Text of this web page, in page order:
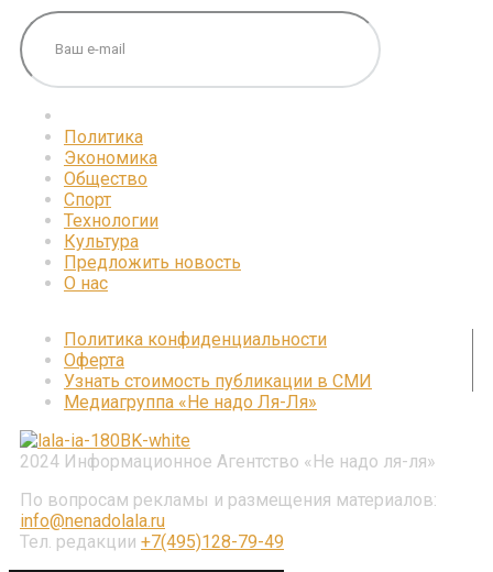
Политика
Экономика
Общество
Спорт
Технологии
Культура
Предложить новость
О нас
2024 Информационное Агентство «Не надо ля-ля»
По вопросам рекламы и размещения материалов:
info@nenadolala.ru
Тел. редакции +7(495)128-79-49
Политика конфиденциальности
Оферта
Узнать стоимость публикации в СМИ
Медиагруппа «Не надо Ля-Ля»